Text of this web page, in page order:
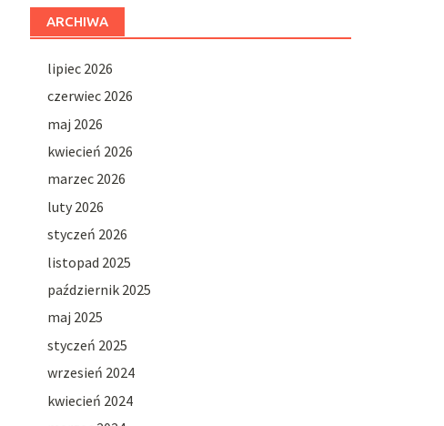
ARCHIWA
lipiec 2026
czerwiec 2026
maj 2026
kwiecień 2026
marzec 2026
luty 2026
styczeń 2026
listopad 2025
październik 2025
maj 2025
styczeń 2025
wrzesień 2024
kwiecień 2024